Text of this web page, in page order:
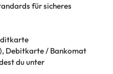
für sicheres
Debitkarte / Bankomat
du unter